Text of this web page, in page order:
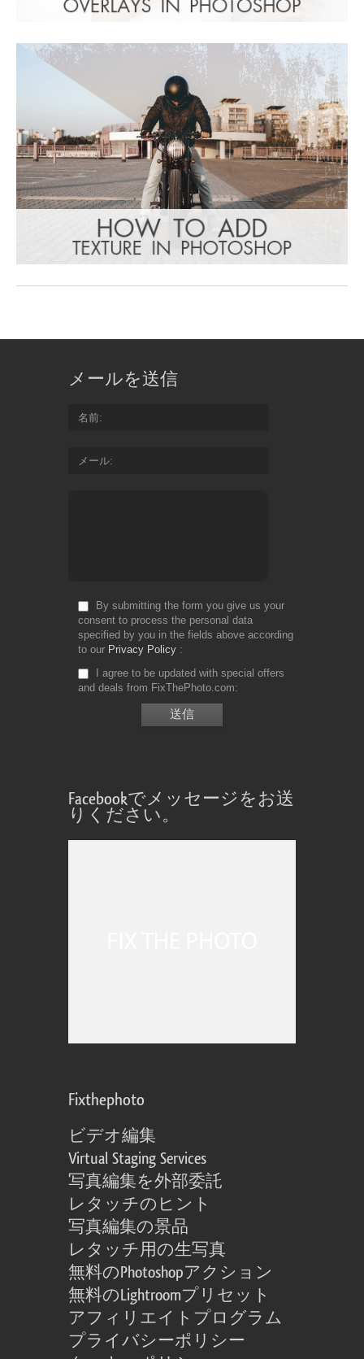
メールを送信
名前
メール
By submitting the form you give us your
consent to process the personal data
specified by you in the fields above according
to our Privacy Policy
I agree to be updated with special offers
and deals from FixThePhoto.com
Facebookでメッセージをお送
りください。
Fixthephoto
ビデオ編集
Virtual Staging Services
写真編集を外部委託
レタッチのヒント
写真編集の景品
レタッチ用の生写真
無料のPhotoshopアクション
無料のLightroomプリセット
アフィリエイトプログラム
プライバシーポリシー